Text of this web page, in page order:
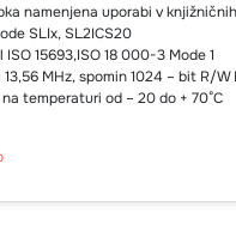
namenjena uporabi v
SLIx, SL2ICS20
ISO 15693,ISO 18 000-3 Mode 1
13,56 MHz, spomin 1024 – bit R/W
temperaturi od – 20 do + 70°C